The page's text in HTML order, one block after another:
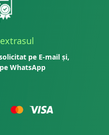
pe E-mail și,
WhatsApp